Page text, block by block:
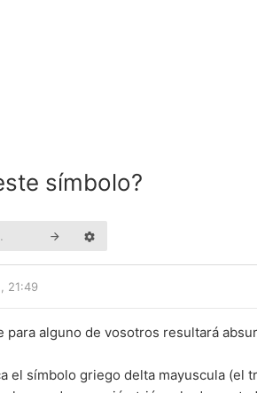
símbolo?
21:49
para alguno de vosotros resultará
el símbolo griego delta mayuscula (el